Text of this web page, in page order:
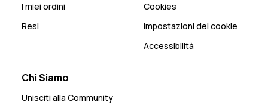
I miei ordini
Resi
Cookies
Impostazioni dei cookie
Accessibilità
Chi Siamo
Unisciti alla Community